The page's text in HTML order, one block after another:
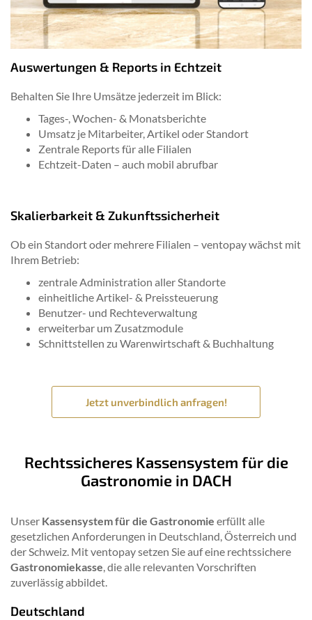
Auswertungen & Reports in Echtzeit
Behalten Sie Ihre Umsätze jederzeit im Blick:
Tages-, Wochen- & Monatsberichte
Umsatz je Mitarbeiter, Artikel oder Standort
Zentrale Reports für alle Filialen
Echtzeit-Daten – auch mobil abrufbar
Skalierbarkeit & Zukunftssicherheit
Ob ein Standort oder mehrere Filialen – ventopay wächst mit
Ihrem Betrieb:
zentrale Administration aller Standorte
einheitliche Artikel- & Preissteuerung
Benutzer- und Rechteverwaltung
erweiterbar um Zusatzmodule
Schnittstellen zu Warenwirtschaft& Buchhaltung
Jetzt unverbindlich anfragen!
Rechtssicheres Kassensystem für die
Gastronomie in DACH
Unser Kassensystem für die Gastronomie erfüllt alle
gesetzlichen Anforderungen in Deutschland, Österreich und
der Schweiz. Mit ventopay setzen Sie auf eine rechtssichere
Gastronomiekasse, die alle relevanten Vorschriften
zuverlässig abbildet.
Deutschland